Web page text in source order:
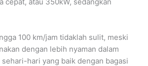
100 km/jam tidaklah sulit, meski
dengan lebih nyaman dalam
hari yang baik dengan bagasi